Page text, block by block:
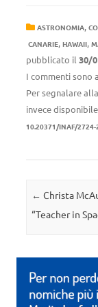
ASTRONOMIA,
CANARIE, HAWAII,
pubblicato il 30/
I commenti sono
Per segnalare
invece
10.20371/INAF/
Navigazione
← Christa
“Teacher in